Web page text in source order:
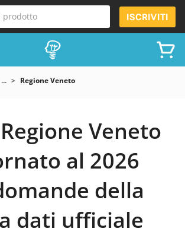
prodotto ISCRIVITI
... Regione Veneto
Veneto
al 2026
della
dati ufficiale